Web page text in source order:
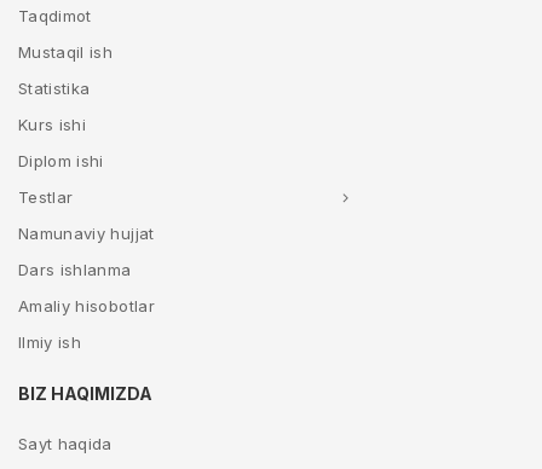
Taqdimot
Mustaqil ish
Statistika
Kurs ishi
Diplom ishi
Testlar
Namunaviy hujjat
Dars ishlanma
Amaliy hisobotlar
Ilmiy ish
BIZ HAQIMIZDA
Sayt haqida